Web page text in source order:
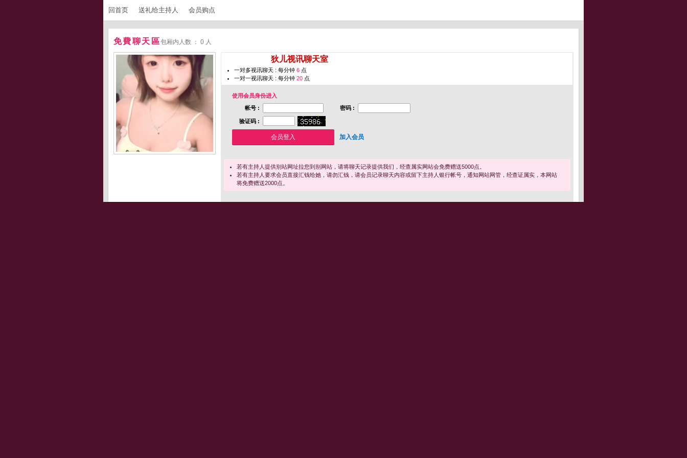
回首页 送礼给主持人 会员购点
免費聊天區包厢内人数 ： 0 人
狄儿视讯聊天室
一对多视讯聊天 : 每分钟 6 点
一对一视讯聊天 : 每分钟 20 点
使用会员身份进入
帐号 :
密码 :
验证码 :
加入会员
若有主持人提供别站网址拉您到别网站，请将聊天记录提供我们，经查属实网站会免费赠送5000点。
若有主持人要求会员直接汇钱给她，请勿汇钱，请会员记录聊天内容或留下主持人银行帐号，通知网站网管，经查证属实，本网站
将免费赠送2000点。